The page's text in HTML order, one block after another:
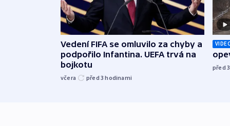
Vedení FIFA se omluvilo za chyby a
podpořilo Infantina. UEFA trvá na
bojkotu
včera před 3hodinami
před